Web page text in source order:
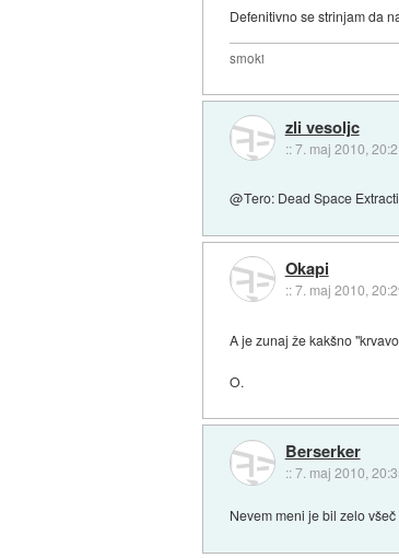
Defenitivno se strinjam da
smoki
zli vesoljc
::7. maj 2010,
@Tero: Dead Space
Okapi
::7. maj 2010,
A je zunaj že kakšno
O.
Berserker
::7. maj 2010,
Nevem meni je bil zelo